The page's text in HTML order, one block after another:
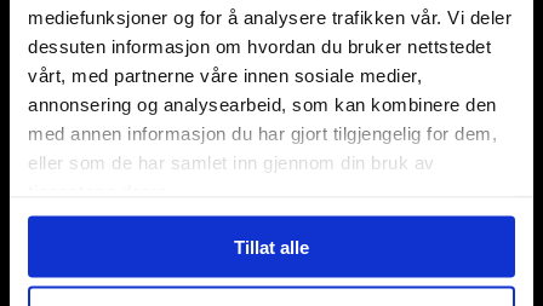
mediefunksjoner og for å analysere trafikken vår. Vi deler
dessuten informasjon om hvordan du bruker nettstedet
vårt, med partnerne våre innen sosiale medier,
annonsering og analysearbeid, som kan kombinere den
med annen informasjon du har gjort tilgjengelig for dem,
eller som de har samlet inn gjennom din bruk av
Tillat alle
Brettspill
Bøker
Godteri, mat & drikke
Hobby & fritid
Klær
Kortspill & samlekort
LEGO
Merchandise & effekter